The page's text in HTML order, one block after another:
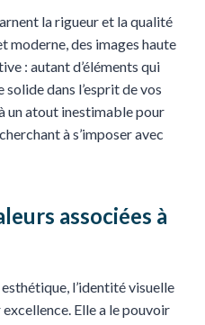
la rigueur et la qualité
moderne, des images haute
: autant d’éléments qui
dans l’esprit de vos
un atout inestimable pour
à s’imposer avec
associées à
l’identité visuelle
Elle a le pouvoir